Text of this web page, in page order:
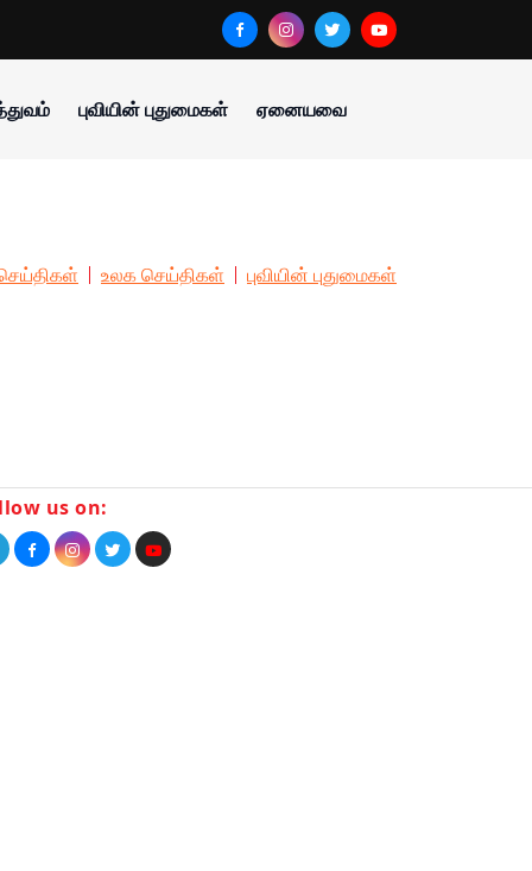
புவியின் புதுமைகள் ஏனையவை
உலக செய்திகள் புவியின் புதுமைகள்
us on: